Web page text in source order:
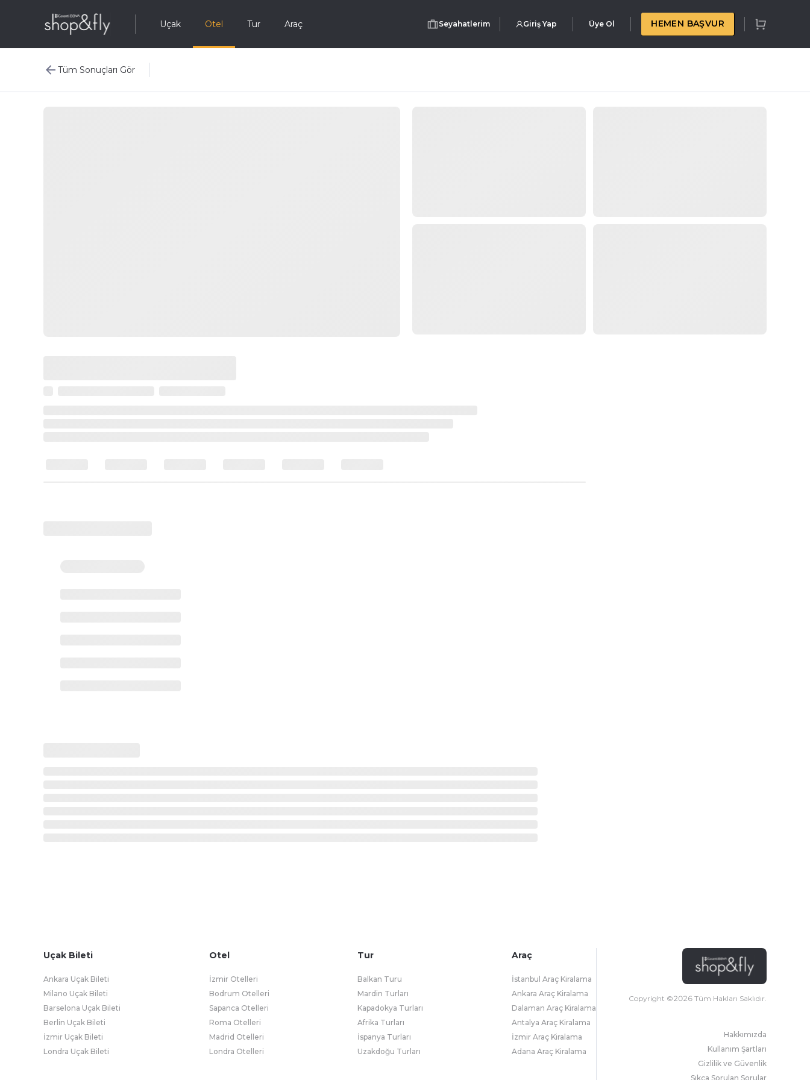
Uçak Otel Tur Araç Seyahatlerim Giriş Yap Üye Ol HEMEN BAŞVUR
Tüm Sonuçları Gör
Uçak Bileti
Ankara Uçak Bileti
Milano Uçak Bileti
Barselona Uçak Bileti
Berlin Uçak Bileti
İzmir Uçak Bileti
Londra Uçak Bileti
Otel
İzmir Otelleri
Bodrum Otelleri
Sapanca Otelleri
Roma Otelleri
Madrid Otelleri
Londra Otelleri
Tur
Balkan Turu
Mardin Turları
Kapadokya Turları
Afrika Turları
İspanya Turları
Uzakdoğu Turları
Araç
İstanbul Araç Kiralama
Ankara Araç Kiralama
Dalaman Araç Kiralama
Antalya Araç Kiralama
İzmir Araç Kiralama
Adana Araç Kiralama
Copyright ©2026 Tüm Hakları Saklıdır.
Hakkımızda
Kullanım Şartları
Gizlilik ve Güvenlik
Sıkça Sorulan Sorular